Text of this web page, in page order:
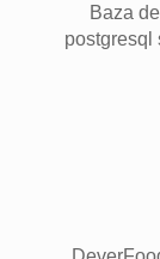
Baza
postgresql